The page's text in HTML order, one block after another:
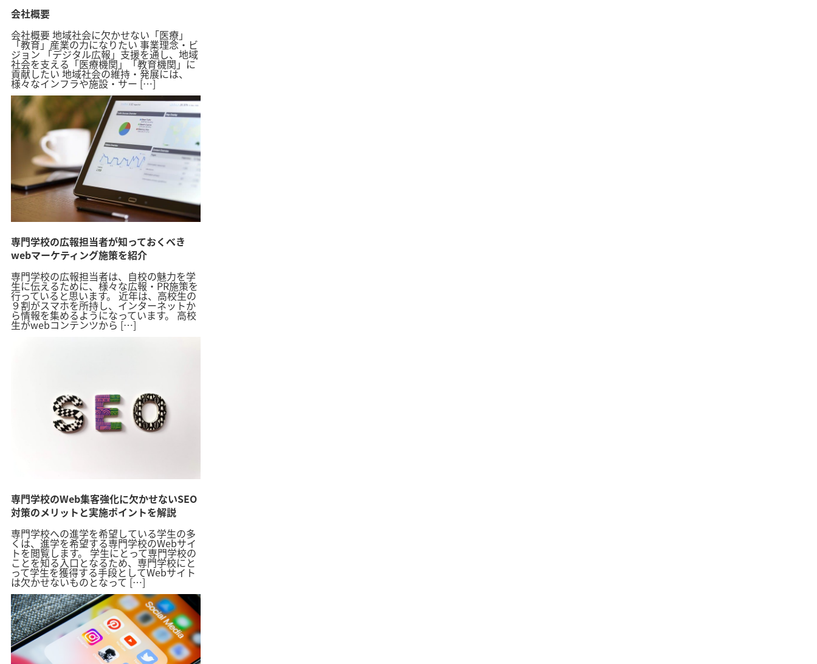
会社概要
会社概要 地域社会に欠かせない「医療」
「教育」産業の力になりたい 事業理念・ビ
ジョン 「デジタル広報」支援を通し、地域
社会を支える「医療機関」「教育機関」に
貢献したい 地域社会の維持・発展には、
様々なインフラや施設・サー […]
専門学校の広報担当者が知っておくべき
webマーケティング施策を紹介
専門学校の広報担当者は、自校の魅力を学
生に伝えるために、様々な広報・PR施策を
行っていると思います。 近年は、高校生の
９割がスマホを所持し、インターネットか
ら情報を集めるようになっています。 高校
生がwebコンテンツから […]
専門学校のWeb集客強化に欠かせないSEO
対策のメリットと実施ポイントを解説
専門学校への進学を希望している学生の多
くは、進学を希望する専門学校のWebサイ
トを閲覧します。 学生にとって専門学校の
ことを知る入口となるため、専門学校にと
って学生を獲得する手段としてWebサイト
は欠かせないものとなって […]